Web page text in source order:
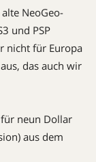
NeoGeo-
und PSP
nicht für Europa
das auch wir
neun Dollar
aus dem